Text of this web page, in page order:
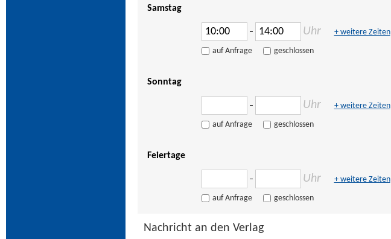
Samstag
– Uhr + weitere Zeiten
auf Anfrage geschlossen
Sonntag
– Uhr + weitere Zeiten
auf Anfrage geschlossen
Feiertage
– Uhr + weitere Zeiten
auf Anfrage geschlossen
Nachricht an den Verlag